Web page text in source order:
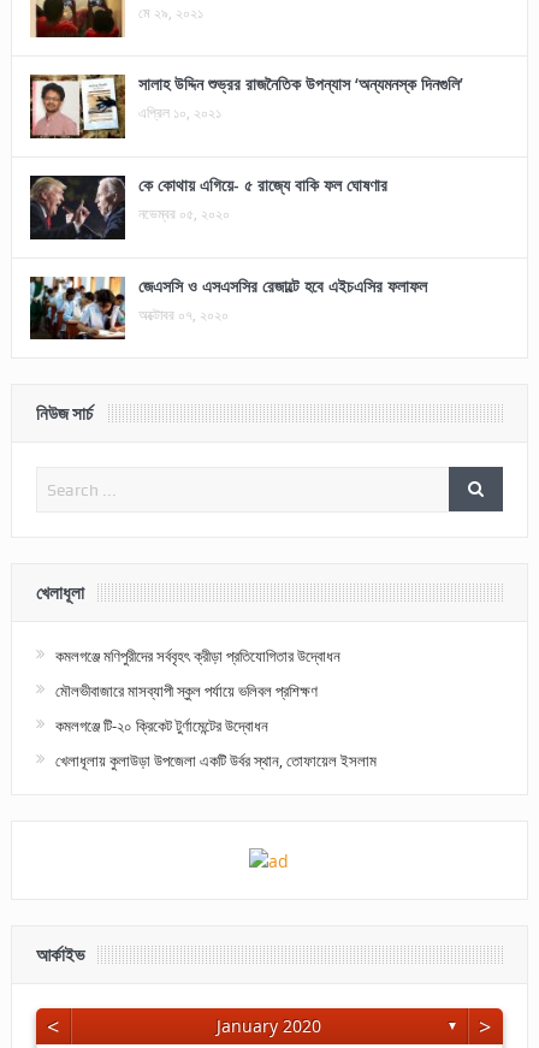
মে ২৯, ২০২১
সালাহ উদ্দিন শুভ্রর রাজনৈতিক উপন্যাস ‘অন্যমনস্ক দিনগুলি’
এপ্রিল ১০, ২০২১
কে কোথায় এগিয়ে- ৫ রাজ্যে বাকি ফল ঘোষণার
নভেম্বর ০৫, ২০২০
জেএসসি ও এসএসসির রেজাল্টে হবে এইচএসির ফলাফল
অক্টোবর ০৭, ২০২০
নিউজ সার্চ
খেলাধূলা
কমলগঞ্জে মণিপুরীদের সর্ববৃহৎ ক্রীড়া প্রতিযোগিতার উদ্বোধন
মৌলভীবাজারে মাসব্যাপী স্কুল পর্যায়ে ভলিবল প্রশিক্ষণ
কমলগঞ্জে টি-২০ ক্রিকেট টুর্ণামেন্টের উদ্বোধন
খেলাধূলায় কুলাউড়া উপজেলা একটি উর্বর স্থান, তোফায়েল ইসলাম
আর্কাইভ
< January 2020 ▼ >